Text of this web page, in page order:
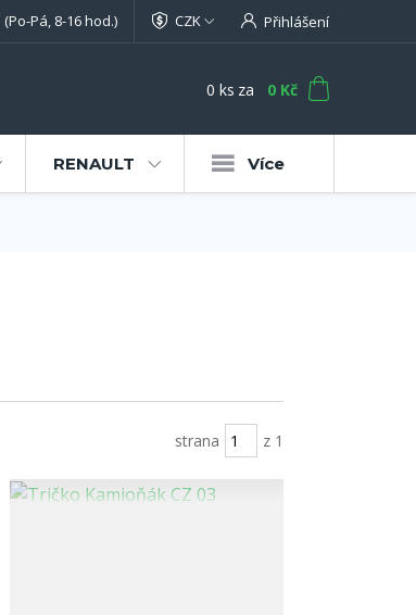
CZK Přihlášení
(Po-Pá, 8-16 hod.)
0 ks za 0 Kč
RENAULT Více
strana z 1